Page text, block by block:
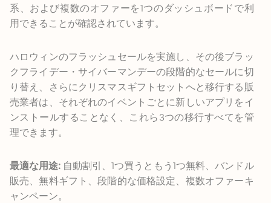
系、および複数のオファーを1つのダッシュボードで利
用できることが確認されています。
ハロウィンのフラッシュセールを実施し、その後ブラッ
クフライデー・サイバーマンデーの段階的なセールに切
り替え、さらにクリスマスギフトセットへと移行する販
売業者は、それぞれのイベントごとに新しいアプリをイ
ンストールすることなく、これら3つの移行すべてを管
理できます。
最適な用途: 自動割引、1つ買うともう1つ無料、バンドル
販売、無料ギフト、段階的な価格設定、複数オファーキ
ャンペーン。